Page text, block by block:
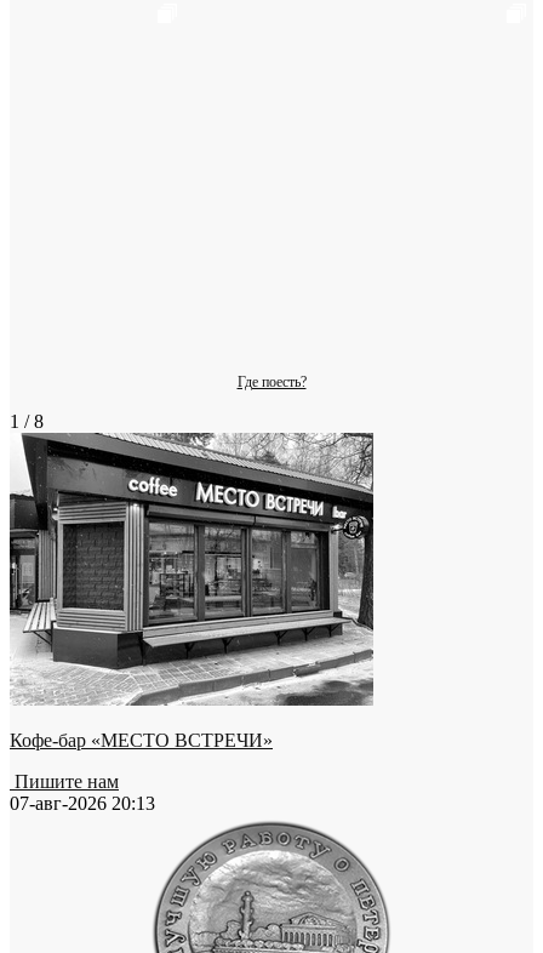
Где поесть?
1 / 8
Кофе-бар «МЕСТО ВСТРЕЧИ»
Пишите нам
07-авг-2026 20:13